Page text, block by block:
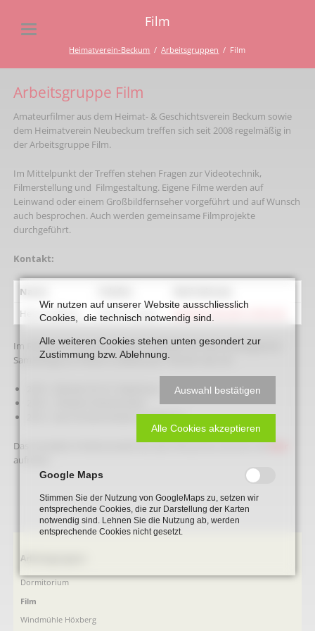
Film
Heimatverein-Beckum Arbeitsgruppen Film
Arbeitsgruppe Film
Amateurfilmer aus dem Heimat- & Geschichtsverein Beckum sowie
dem Heimatverein Neubeckum treffen sich seit 2008 regelmäßig in
der Arbeitsgruppe Film.
Im Mittelpunkt der Treffen stehen Fragen zur Videotechnik,
Filmerstellung und Filmgestaltung. Eigene Filme werden auf
Leinwand oder einem Großbildfernseher vorgeführt und auf Wunsch
auch besprochen. Auch werden gemeinsame Filmprojekte
durchgeführt.
Kontakt:
Name
Heinz Steffens
0 25 21 / 38 43 baecker-heinz@t-online.de
Im Filmarchiv des Heimatverein befindet sich eine umfangreiche
Sammlung von Filmen zu Beckumer Themen wie z.B.:
2013 - Das Fürstenschwert zu Beckum
Das komplete Inhaltsverzeichniss des Filmarchivs können Siehier
aufrufen.
Navigation
Arbeitsgruppen
Dormitorium
Film
Windmühle Höxberg
Wir nutzen auf unserer Website ausschliesslich
Cookies, die technisch notwendig sind.
Alle weiteren Cookies stehen unten gesondert zur
Zustimmung bzw. Ablehnung.
Auswahl bestätigen
Alle Cookies akzeptieren
Google Maps
Stimmen Sie der Nutzung von GoogleMaps zu, setzen wir
entsprechende Cookies, die zur Darstellung der Karten
notwendig sind. Lehnen Sie die Nutzung ab, werden
entsprechende Cookies nicht gesetzt.